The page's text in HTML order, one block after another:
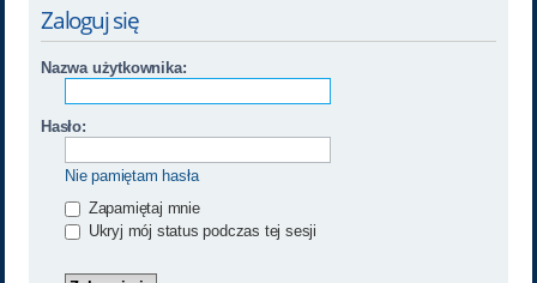
Zaloguj się
Nazwa użytkownika:
Hasło:
Nie pamiętam hasła
Zapamiętaj mnie
Ukryj mój status podczas tej sesji